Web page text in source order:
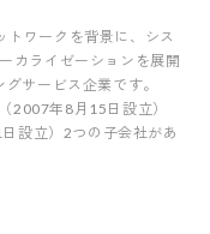
トワークを背景に、シス
カライゼーションを展開
サービス企業です。
2007年8月15日設立）
設立）2つの子会社があ